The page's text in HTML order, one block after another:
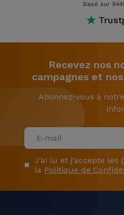
Basé sur
★
Recevez nos
campagnes et
Abonnez-vous à
J’ai lu et j’accepte les
la Politique de